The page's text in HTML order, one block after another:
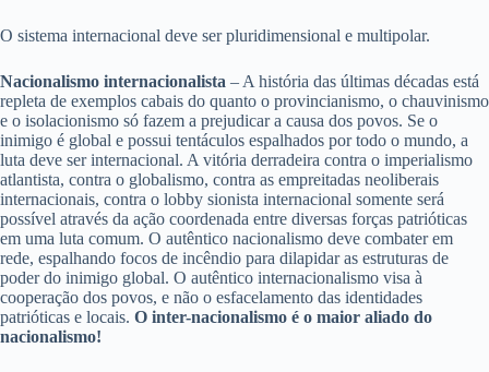
O sistema internacional deve ser pluridimensional e multipolar.
Nacionalismo internacionalista – A história das últimas décadas está
repleta de exemplos cabais do quanto o provincianismo, o chauvinismo
e o isolacionismo só fazem a prejudicar a causa dos povos. Se o
inimigo é global e possui tentáculos espalhados por todo o mundo, a
luta deve ser internacional. A vitória derradeira contra o imperialismo
atlantista, contra o globalismo, contra as empreitadas neoliberais
internacionais, contra o lobby sionista internacional somente será
possível através da ação coordenada entre diversas forças patrióticas
em uma luta comum. O autêntico nacionalismo deve combater em
rede, espalhando focos de incêndio para dilapidar as estruturas de
poder do inimigo global. O autêntico internacionalismo visa à
cooperação dos povos, e não o esfacelamento das identidades
patrióticas e locais. O inter-nacionalismo é o maior aliado do
nacionalismo!